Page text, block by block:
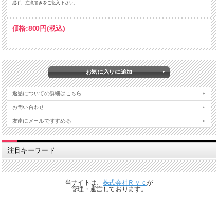
必ず、注意書きをご記入下さい。
価格:800円(税込)
返品についての詳細はこちら
お問い合わせ
友達にメールですすめる
注目キーワード
当サイトは、 株式会社Ｒｙｏ が
管理・運営しております。